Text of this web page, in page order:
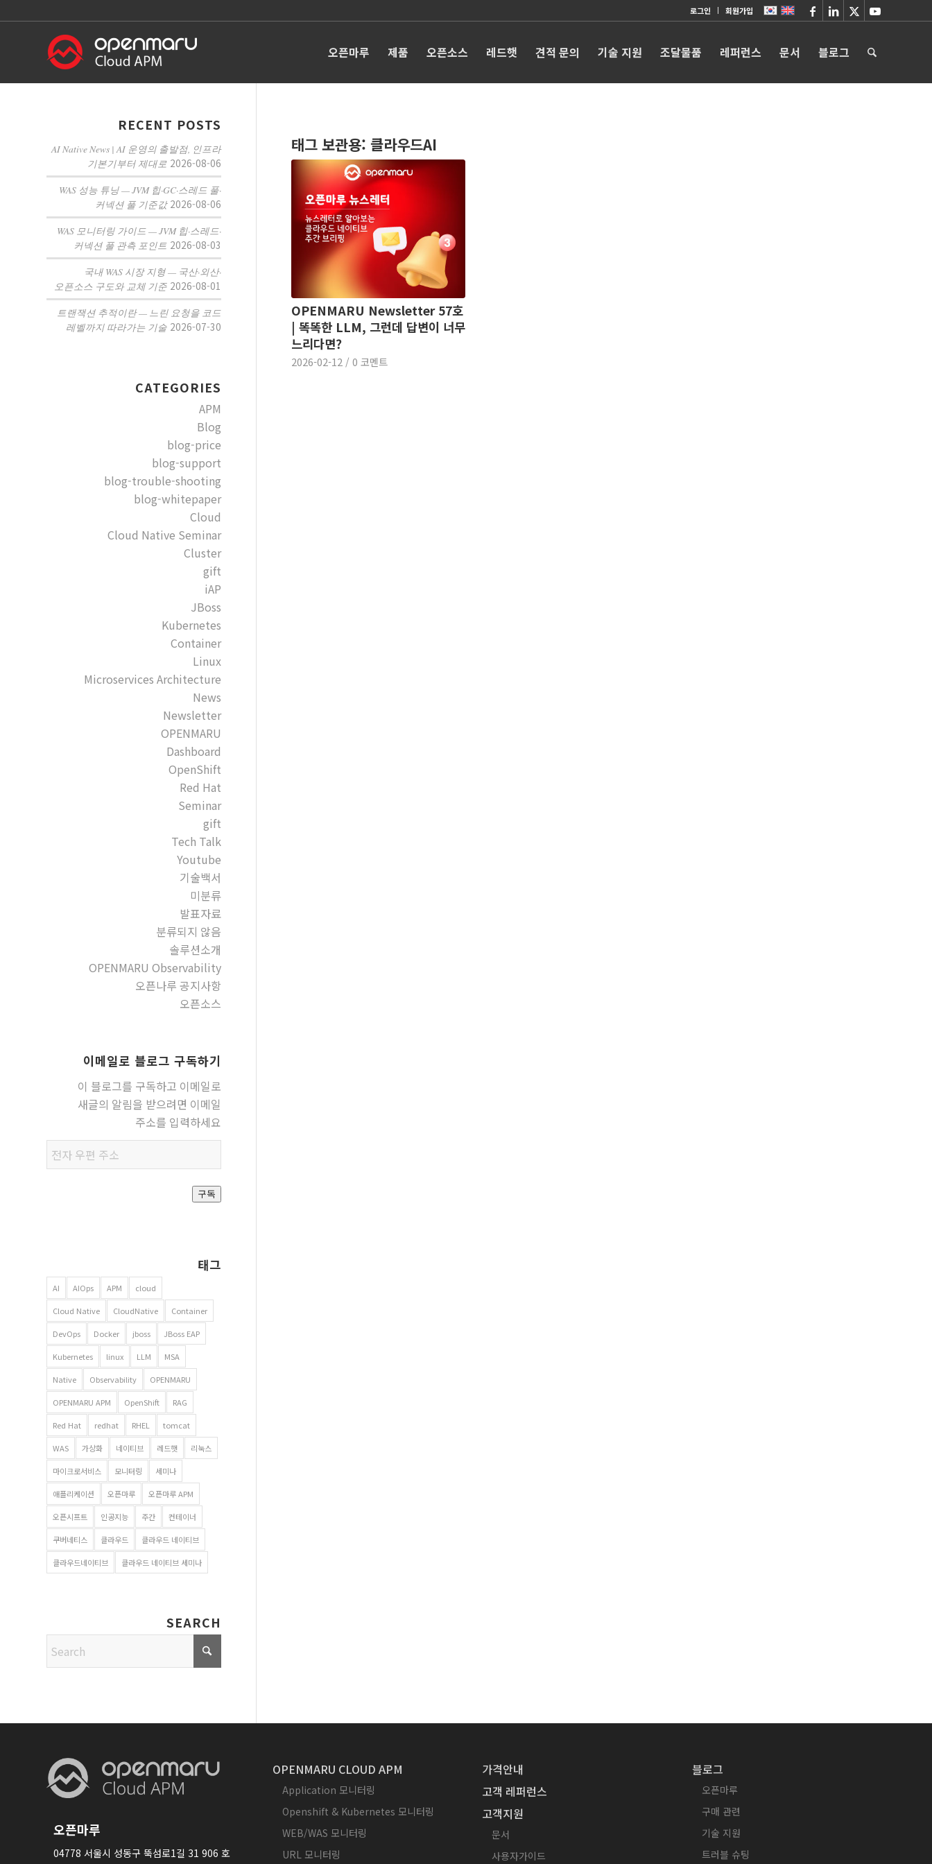
로그인 회원가입
오픈마루 제품 오픈소스 레드햇 견적 문의 기술 지원 조달물품 레퍼런스 문서 블로그
태그 보관용: 클라우드AI
OPENMARU Newsletter 57호
| 똑똑한 LLM, 그런데 답변이 너무
느리다면?
2026-02-12 / 0 코멘트
RECENT POSTS
AI Native News | AI 운영의 출발점, 인프라
기본기부터 제대로 2026-08-06
WAS 성능 튜닝 — JVM 힙·GC·스레드 풀·
커넥션 풀 기준값 2026-08-06
WAS 모니터링 가이드 — JVM 힙·스레드·
커넥션 풀 관측 포인트 2026-08-03
국내 WAS 시장 지형 — 국산·외산·
오픈소스 구도와 교체 기준 2026-08-01
트랜잭션 추적이란 — 느린 요청을 코드
레벨까지 따라가는 기술 2026-07-30
CATEGORIES
APM
Blog
blog-price
blog-support
blog-trouble-shooting
blog-whitepaper
Cloud
Cloud Native Seminar
Cluster
gift
iAP
JBoss
Kubernetes
Container
Linux
Microservices Architecture
News
Newsletter
OPENMARU
Dashboard
OpenShift
Red Hat
Seminar
gift
Tech Talk
Youtube
기술백서
미분류
발표자료
분류되지 않음
솔루션소개
OPENMARU Observability
오픈나루 공지사항
오픈소스
이메일로 블로그 구독하기
이 블로그를 구독하고 이메일로
새글의 알림을 받으려면 이메일
주소를 입력하세요
우편
주소
구독
태그
AI AIOps APM cloud
Cloud Native CloudNative Container
DevOps Docker jboss JBoss EAP
Kubernetes linux LLM MSA
Native Observability OPENMARU
OPENMARU APM OpenShift RAG
Red Hat redhat RHEL tomcat
WAS 가상화 네이티브 레드햇 리눅스
마이크로서비스 모니터링 세미나
애플리케이션 오픈마루 오픈마루 APM
오픈시프트 인공지능 주간 컨테이너
쿠버네티스 클라우드 클라우드 네이티브
클라우드네이티브 클라우드 네이티브 세미나
SEARCH
오픈마루
04778 서울시 성동구 뚝섬로1길 31 906 호
OPENMARU CLOUD APM
Application 모니터링
Openshift & Kubernetes 모니터링
WEB/WAS 모니터링
URL 모니터링
가격안내
고객 레퍼런스
고객지원
문서
사용자가이드
블로그
오픈마루
구매 관련
기술 지원
트러블 슈팅